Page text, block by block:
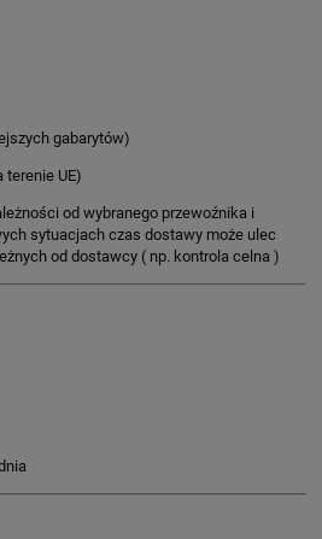
gabarytów)
terenie UE)
od wybranego przewoźnika i
sytuacjach czas dostawy może ulec
od dostawcy ( np. kontrola celna )